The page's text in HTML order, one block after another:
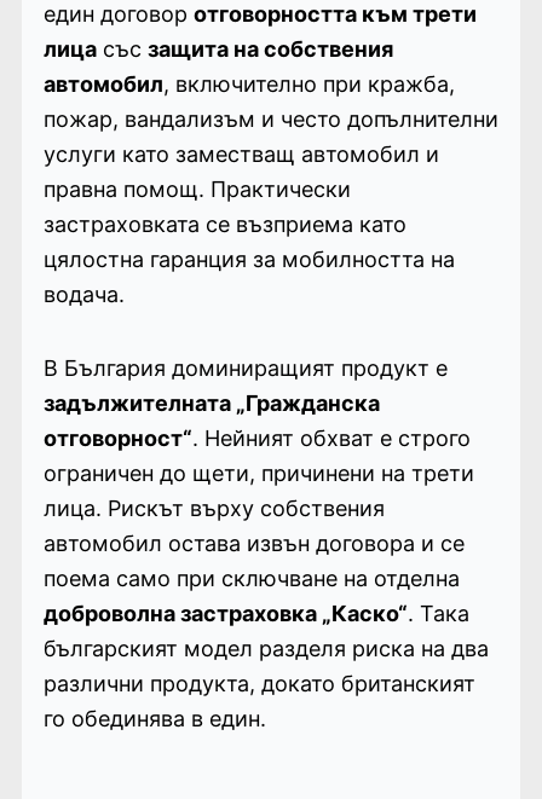
един договор отговорността към трети
лицасъс защита на собствения
автомобил, включително при кражба,
пожар, вандализъм и често допълнителни
услуги като заместващ автомобил и
правна помощ. Практически
застраховката се възприема като
цялостна гаранция за мобилността на
водача.
В България доминиращият продукт е
задължителната „Гражданска
отговорност“. Нейният обхват е строго
ограничен до щети, причинени на трети
лица. Рискът върху собствения
автомобил остава извън договора и се
поема само при сключване на отделна
доброволна застраховка „Каско“. Така
българският модел разделя риска на два
различни продукта, докато британският
го обединява в един.